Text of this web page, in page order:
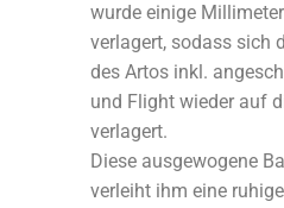
wurde einige
verlagert, sodass sich
des Artos inkl.
und Flight wieder auf
verlagert.
Diese ausgewogene
verleiht ihm eine